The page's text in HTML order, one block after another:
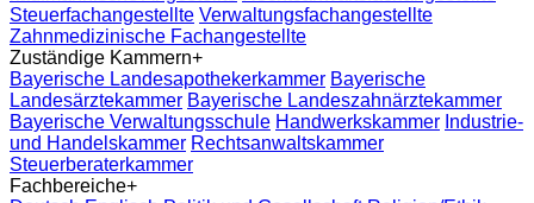
Steuerfachangestellte Verwaltungsfachangestellte
Zahnmedizinische Fachangestellte
Zuständige Kammern+
Bayerische Landesapothekerkammer Bayerische
Landesärztekammer Bayerische Landeszahnärztekammer
Bayerische Verwaltungsschule Handwerkskammer Industrie-
und Handelskammer Rechtsanwaltskammer
Steuerberaterkammer
Fachbereiche+